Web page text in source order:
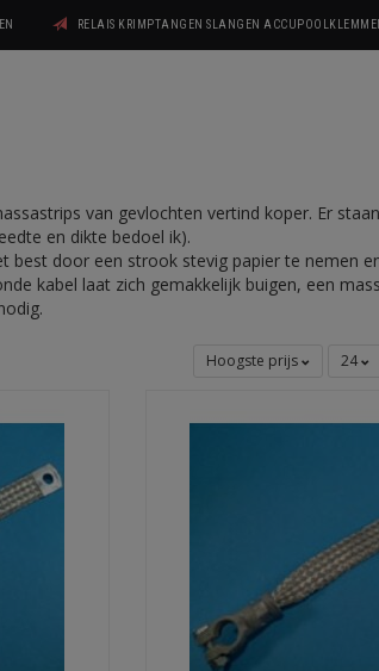
RELAIS KRIMPTANGEN SLANGEN
van gevlochten vertind koper. Er
en dikte bedoel ik).
best door een strook stevig papier te nemen
kabel laat zich gemakkelijk buigen, een
Hoogste prijs 24